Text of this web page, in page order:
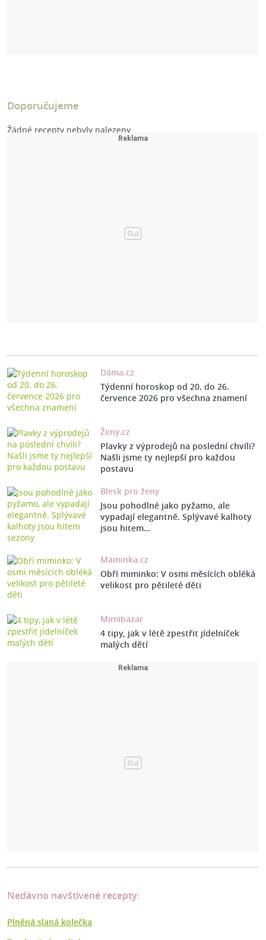
Doporučujeme
Žádné recepty nebyly nalezeny
Dáma.cz
Týdenní horoskop od 20. do 26.
července 2026 pro všechna znamení
Ženy.cz
Plavky z výprodejů na poslední chvíli?
Našli jsme ty nejlepší pro každou
postavu
Blesk pro ženy
Jsou pohodlné jako pyžamo, ale
vypadají elegantně. Splývavé kalhoty
jsou hitem…
Maminka.cz
Obří miminko: V osmi měsících obléká
velikost pro pětileté děti
Mimibazar
4 tipy, jak v létě zpestřit jídelníček
malých dětí
Nedávno navštívené recepty:
Plněná slaná kolečka